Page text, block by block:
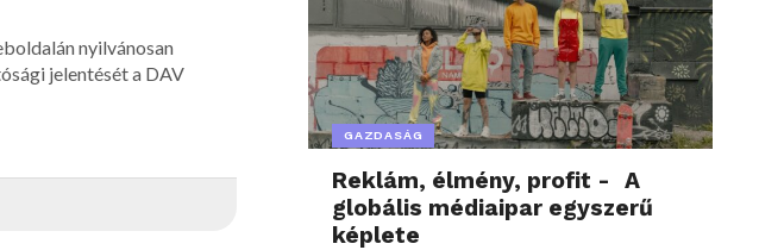
nyilvánosan
jelentését a DAV
GAZDASÁG
Reklám, élmény, profit - A
globális médiaipar egyszerű
képlete